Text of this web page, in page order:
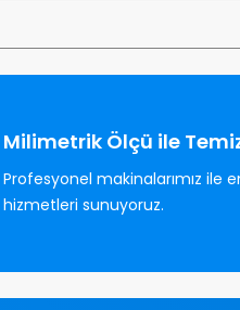
Milimetrik Ölçü ile
Profesyonel makinalarımız ile
hizmetleri sunuyoruz.